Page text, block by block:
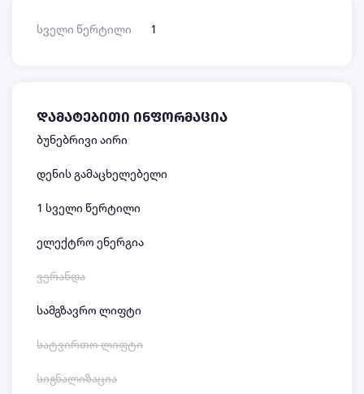
სველი წერტილი 1
დამატებითი ინფორმაცია
ბუნებრივი აირი
დენის გამაცხელებელი
1 სველი წერტილი
ელექტრო ენერგია
ვერანდა
სამგზავრო ლიფტი
სატვირთო ლიფტი
სიგნალიზაცია